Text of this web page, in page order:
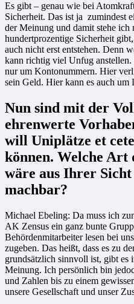
Es gibt – genau wie bei
Sicherheit. Das ist ja zumindest
der Meinung und damit stehe ich
hundertprozentige Sicherheit
auch nicht erst entstehen. Denn
kann richtig viel Unfug
nur um Kontonummern. Hier
sein Geld. Hier kann es auch um
Nun sind mit der
ehrenwerte
will Uniplätze et
können. Welche Art
wäre aus Ihrer
machbar?
Michael Ebeling: Da muss ich
AK Zensus ein ganz bunte
Behördenmitarbeiter lesen bei
zugeben. Das heißt, dass es zu
grundsätzlich sinnvoll ist, gibt es
Meinung. Ich persönlich bin
und Zahlen bis zu einem
unsere Gesellschaft und unser